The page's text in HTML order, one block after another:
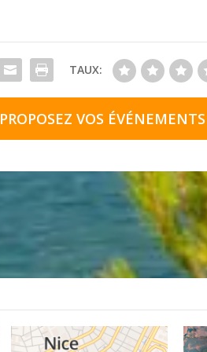
TAUX:
PROPOSEZ VOS ÉVÉNEMENTS